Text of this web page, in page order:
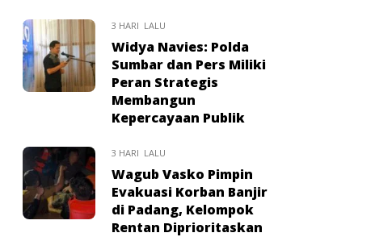
3 HARI LALU
Widya Navies: Polda
Sumbar dan Pers Miliki
Peran Strategis
Membangun
Kepercayaan Publik
3 HARI LALU
Wagub Vasko Pimpin
Evakuasi Korban Banjir
di Padang, Kelompok
Rentan Diprioritaskan